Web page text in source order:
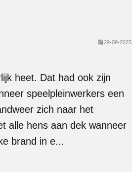
29-09-2025
heet. Dat had ook zijn
speelpleinwerkers een
zich naar het
alle hens aan dek wanneer
brand in e...